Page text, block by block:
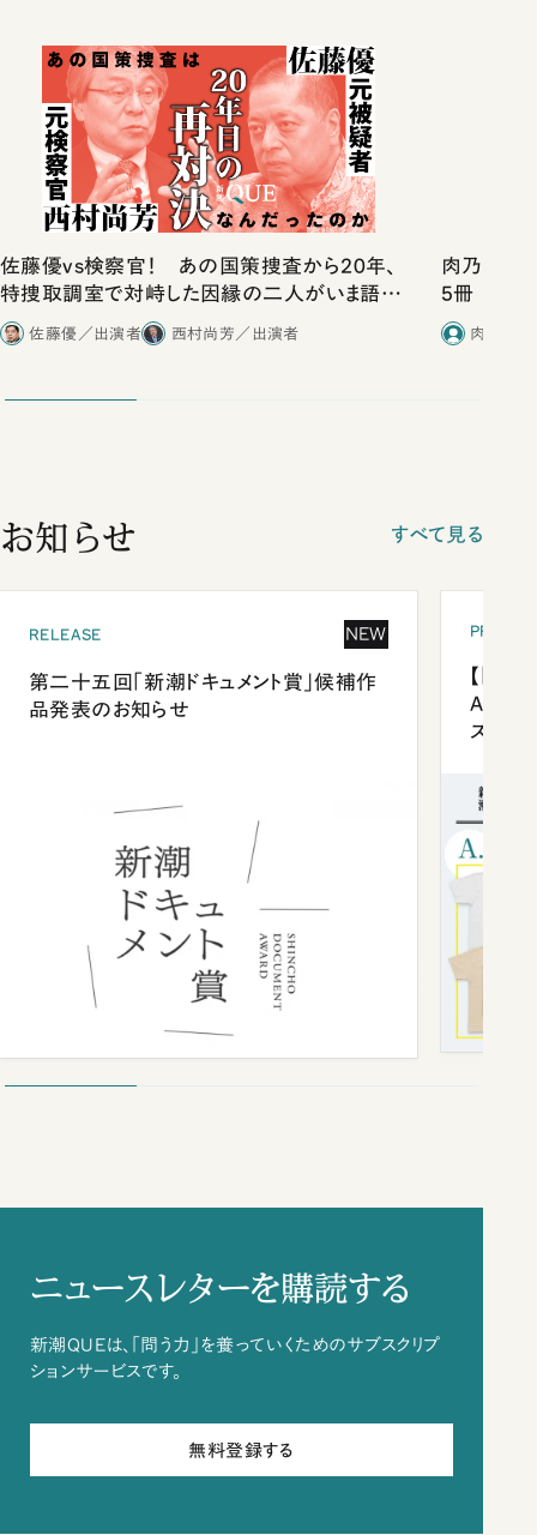
佐藤優vs検察官！ あの国策捜査から20年、
特捜取調室で対峙した因縁の二人がいま語り
合ったこと
佐藤優／出演者 西村尚芳／出演者
肉乃小路
5冊
肉乃小路
お知らせ すべて見る
RELEASE NEW
第二十五回「新潮ドキュメント賞」候補作
品発表のお知らせ
【「新
ズプレ
ニュースレターを購読する
新潮QUEは、「問う力」を養っていくためのサブスクリプ
ションサービスです。
無料登録する